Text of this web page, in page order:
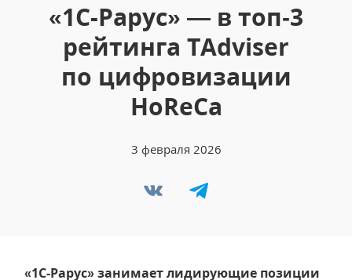
3 февраля 2026
«1С-Рарус» — в топ‑3
рейтинга TAdviser
по цифровизации
HoReCa
«1С-Рарус» занимает лидирующие позиции